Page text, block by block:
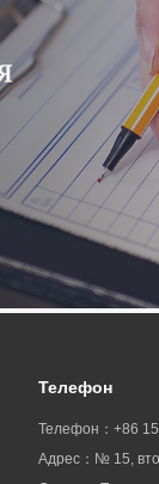
Телефон
Телефон：+86
Адрес：№ 15,